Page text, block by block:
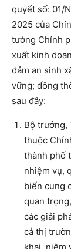
quyết số: 01/
2025 của
tướng Chính
xuất kinh
đảm an sinh
vững; đồng
sau đây:
Bộ trưởng,
thuộc
thành phố
nhiệm vụ,
biến cung
quan
các giải
cả thị